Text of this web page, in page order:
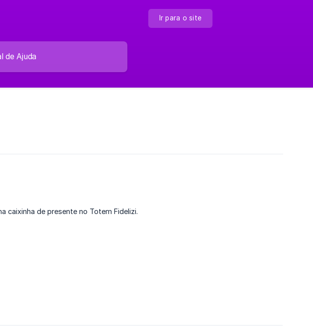
Ir para o site
caixinha de presente no Totem Fidelizi.